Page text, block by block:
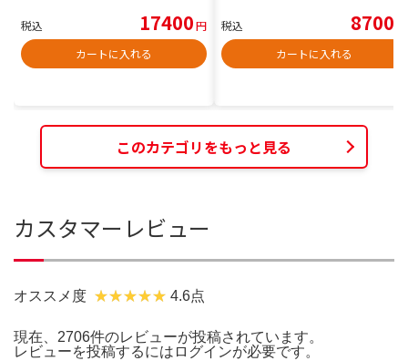
税込 17400円
カートに入れる
税込 8700
カートに入れる
このカテゴリをもっと見る
カスタマーレビュー
オススメ度 4.6点
現在、2706件のレビューが投稿されています。
レビューを投稿するには ログインが必要です。